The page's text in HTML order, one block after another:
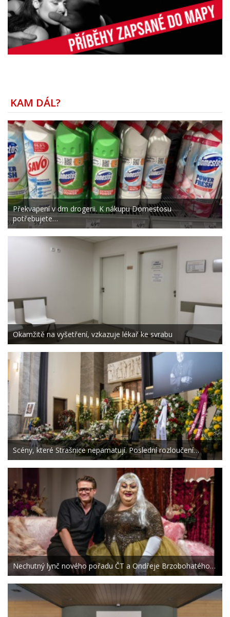
KAM DÁL?
Překvapení v dm drogerii. K nákupu Domestosu
potřebujete…
Okamžitě na vyšetření, vzkazuje lékař ke svrabu
Scény, které Strašnice nepamatují. Poslední rozloučení…
Nechutný lynč nového pořadu ČT a Ondřeje Brzobohatého…